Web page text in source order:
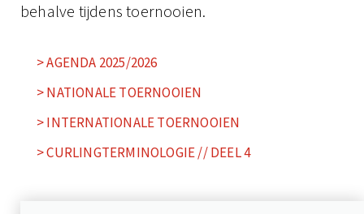
behalve tijdens toernooien.
> AGENDA 2025/2026
> NATIONALE TOERNOOIEN
> INTERNATIONALE TOERNOOIEN
> CURLINGTERMINOLOGIE // DEEL 4